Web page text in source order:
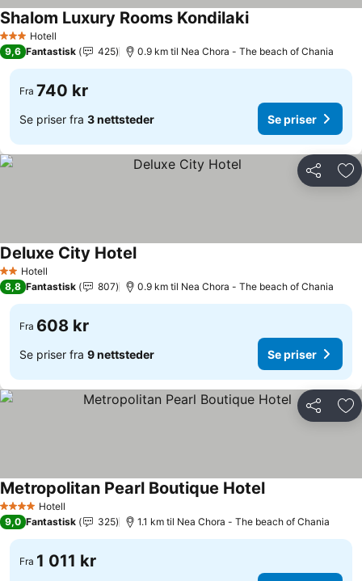
3 StjernerHotell
Shalom Luxury Rooms KondilakiSe priser
9,6 Fantastisk 425 0.9 km til Nea Chora - The beach of Chania
Fra 740 kr
Se priser fra 3 nettsteder Se priser
Del
2 Stjerner
Hotell
Deluxe City HotelSe priser
8,8 Fantastisk 807 0.9 km til Nea Chora - The beach of Chania
Fra 608 kr
Se priser fra 9 nettsteder Se priser
Del
4 StjernerHotell
Metropolitan Pearl Boutique HotelSe priser
9,0 Fantastisk 325 1.1 km til Nea Chora - The beach of Chania
Fra 1 011 kr